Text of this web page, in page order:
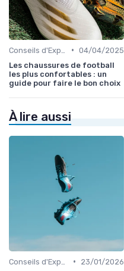
• 04/04/2025
Les chaussures de football
les plus confortables : un
guide pour faire le bon choix
À lire aussi
•
23/01/2026